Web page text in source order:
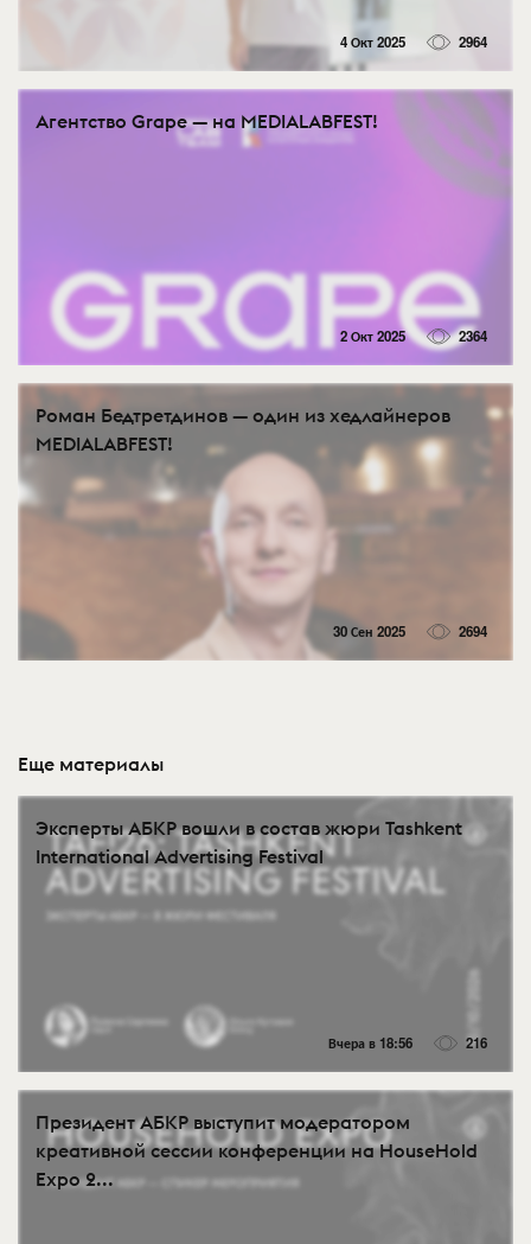
4 Окт 2025 2964
Агентство Grape — на MEDIALABFEST!
2 Окт 2025 2364
Роман Бедтретдинов — один из хедлайнеров
MEDIALABFEST!
30 Сен 2025 2694
Еще материалы
Эксперты АБКР вошли в состав жюри Tashkent
International Advertising Festival
Вчера в 18:56 216
Президент АБКР выступит модератором
креативной сессии конференции на HouseHold
Expo 2...